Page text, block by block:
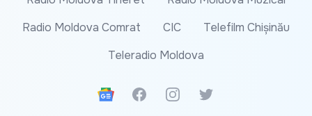
Radio Moldova Comrat
CIC
Telefilm Chișinău
Teleradio Moldova
Google News
FacebookInstagramTwitter